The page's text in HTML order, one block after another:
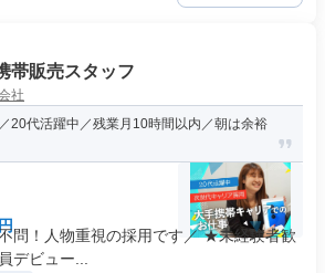
帯販売スタッフ
社
20代活躍中／残業月10時間以内／朝は余裕
問！人物重視の採用です／ ★未経験者歓
デビュー...